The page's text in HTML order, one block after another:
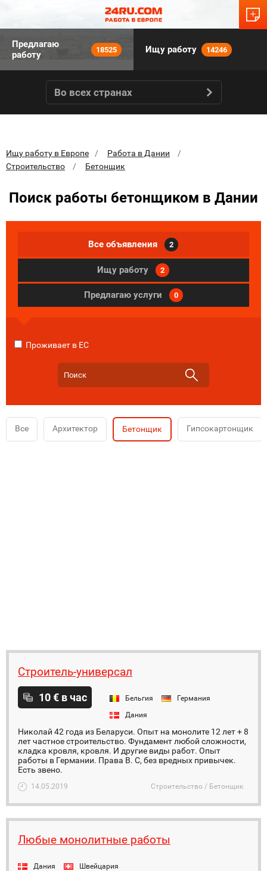
Предлагаю
работу
18525 Ищу работу 14246
Во всех странах
Ищу работу в Европе
Работа в Дании
Строительство
Бетонщик
Поиск работы бетонщиком в Дании
Все объявления 2
Ищу работу 2
Предлагаю услуги 0
Проживает в ЕС
Все Архитектор Бетонщик Гипсокартонщик
Строитель-универсал
10 € в час Бельгия
Германия
Дания
Николай 42 года из Беларуси. Опыт на монолите 12 лет + 8
лет частное строительство. Фундамент любой сложности,
кладка кровля, кровля. И другие виды работ. Опыт
работы в Германии. Права В. С, без вредных привычек.
Есть звено.
14.05.2019 Строительство / Бетонщик
Любые монолитные работы
Дания Швейцария